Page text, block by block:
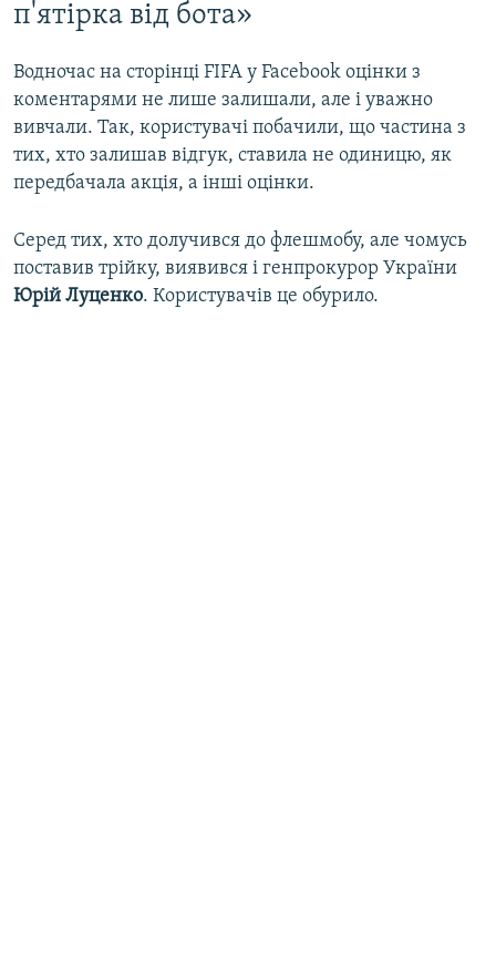
п'ятірка від бота»
Водночас на сторінці FIFA у Facebook оцінки з
коментарями не лише залишали, але і уважно
вивчали. Так, користувачі побачили, що частина з
тих, хто залишав відгук, ставила не одиницю, як
передбачала акція, а інші оцінки.
Серед тих, хто долучився до флешмобу, але чомусь
поставив трійку, виявився і генпрокурор України
Юрій Луценко. Користувачів це обурило.